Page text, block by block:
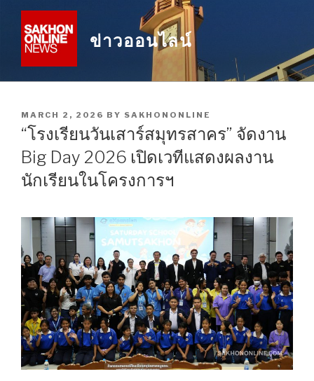
content
ข่าวออนไลน์
POSTED
ON
MARCH 2, 2026 BY SAKHONONLINE
“โรงเรียนวันเสาร์สมุทรสาคร” จัดงาน
Big Day 2026 เปิดเวทีแสดงผลงาน
นักเรียนในโครงการฯ